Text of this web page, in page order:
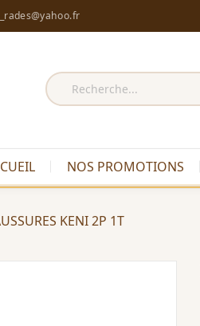
NOS PROMOTIONS
KENI 2P 1T